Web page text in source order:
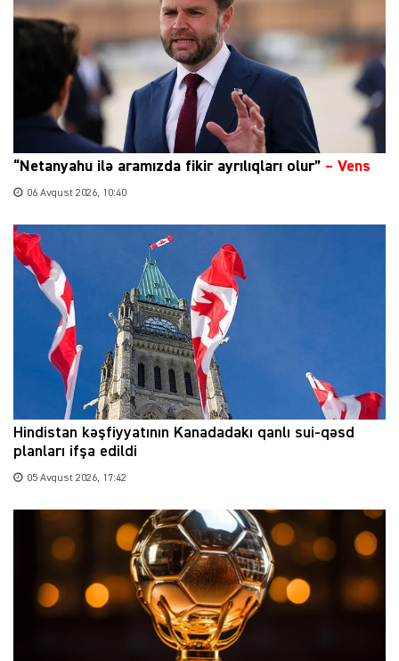
“Netanyahu ilə aramızda fikir ayrılıqları olur” – Vens
06 Avqust 2026, 10:40
Hindistan kəşfiyyatının Kanadadakı qanlı sui-qəsd
planları ifşa edildi
05 Avqust 2026, 17:42